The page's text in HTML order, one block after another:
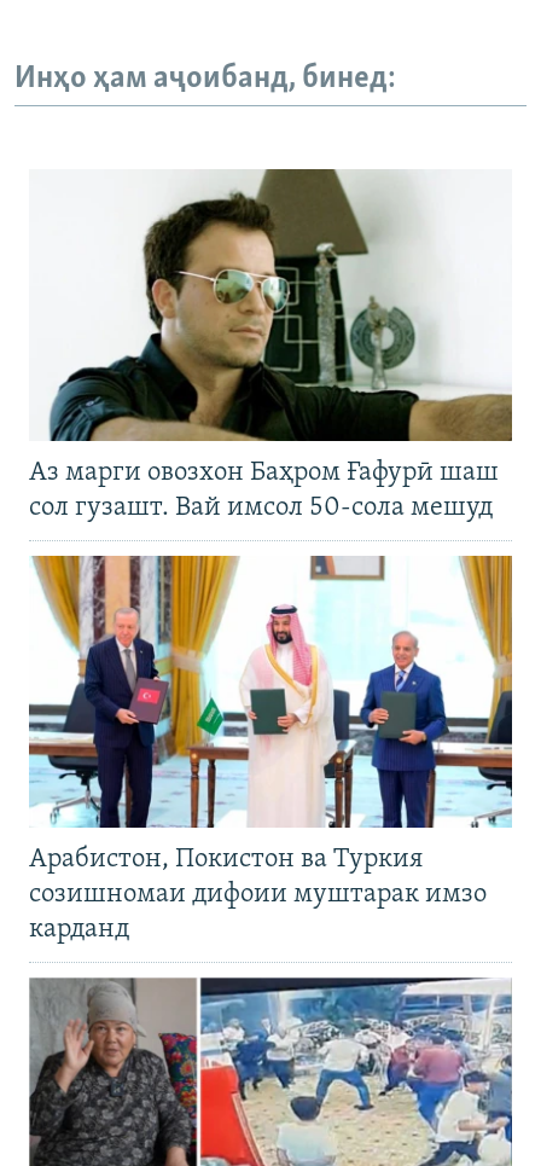
Инҳо ҳам аҷоибанд, бинед:
Аз марги овозхон Баҳром Ғафурӣ шаш
сол гузашт. Вай имсол 50-сола мешуд
Арабистон, Покистон ва Туркия
созишномаи дифоии муштарак имзо
карданд